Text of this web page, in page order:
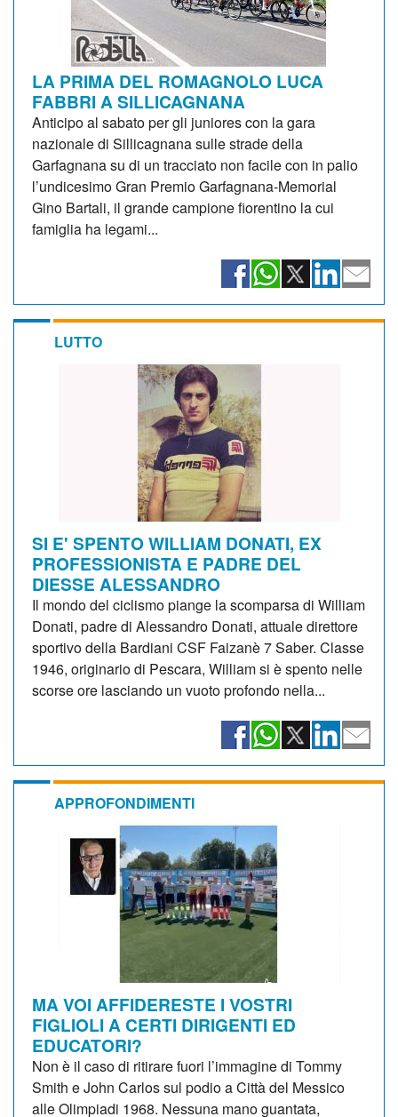
LA PRIMA DEL ROMAGNOLO LUCA
FABBRI A SILLICAGNANA
Anticipo al sabato per gli juniores con la gara
nazionale di Sillicagnana sulle strade della
Garfagnana su di un tracciato non facile con in palio
l’undicesimo Gran Premio Garfagnana-Memorial
Gino Bartali, il grande campione fiorentino la cui
famiglia ha legami...
LUTTO
SI E' SPENTO WILLIAM DONATI, EX
PROFESSIONISTA E PADRE DEL
DIESSE ALESSANDRO
Il mondo del ciclismo piange la scomparsa di William
Donati, padre di Alessandro Donati, attuale direttore
sportivo della Bardiani CSF Faizanè 7 Saber. Classe
1946, originario di Pescara, William si è spento nelle
scorse ore lasciando un vuoto profondo nella...
APPROFONDIMENTI
MA VOI AFFIDERESTE I VOSTRI
FIGLIOLI A CERTI DIRIGENTI ED
EDUCATORI?
Non è il caso di ritirare fuori l’immagine di Tommy
Smith e John Carlos sul podio a Città del Messico
alle Olimpiadi 1968. Nessuna mano guantata,